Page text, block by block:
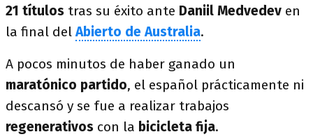
21 títulos tras su éxito ante Daniil Medvedev en
la final delAbierto de Australia.
A pocos minutos de haber ganado un
maratónico partido, el español prácticamente ni
descansó y se fue a realizar trabajos
regenerativos con la bicicleta fija.